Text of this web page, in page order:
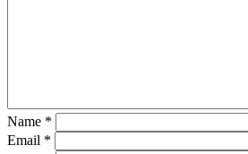
Name *
Email *